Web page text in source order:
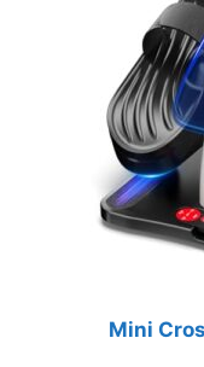
Mini